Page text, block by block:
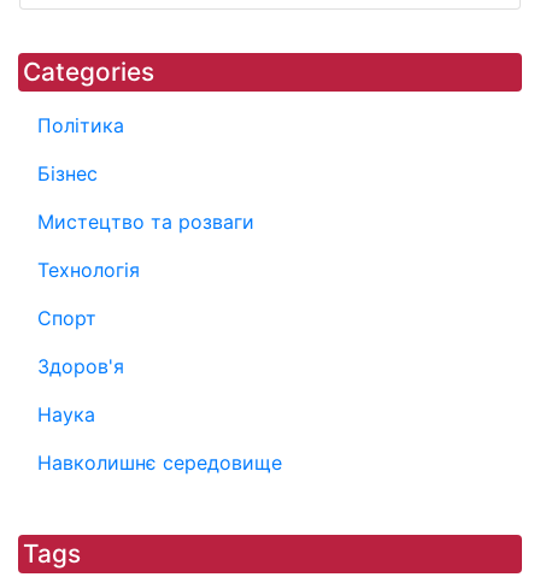
Categories
Політика
Бізнес
Мистецтво та розваги
Технологія
Спорт
Здоров'я
Наука
Навколишнє середовище
Tags